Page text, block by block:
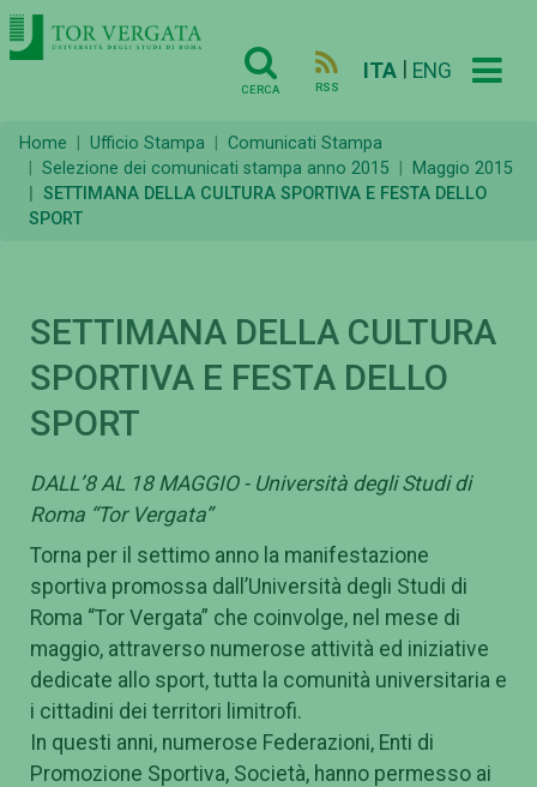
CERCA RSS
ITA ENG
Home Ufficio Stampa
Comunicati Stampa
Selezione dei comunicati stampa anno 2015
Maggio 2015
SETTIMANA DELLA CULTURA SPORTIVA E FESTA DELLO
SPORT
SETTIMANA DELLA CULTURA
SPORTIVA E FESTA DELLO
SPORT
DALL’8 AL 18 MAGGIO - Università degli Studi di
Roma “Tor Vergata”
Torna per il settimo anno la manifestazione
sportiva promossa dall’Università degli Studi di
Roma “Tor Vergata” che coinvolge, nel mese di
maggio, attraverso numerose attività ed iniziative
dedicate allo sport, tutta la comunità universitaria e
i cittadini dei territori limitrofi.
In questi anni, numerose Federazioni, Enti di
Promozione Sportiva, Società, hanno permesso ai